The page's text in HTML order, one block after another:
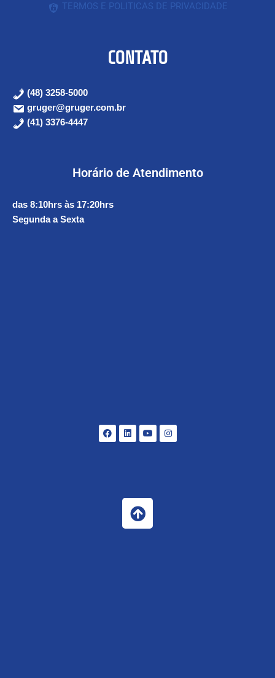
TERMOS E POLITICAS DE PRIVACIDADE
CONTATO
(48) 3258-5000
gruger@gruger.com.br
(41) 3376-4447
Horário de Atendimento
das 8:10hrs às 17:20hrs
Segunda a Sexta